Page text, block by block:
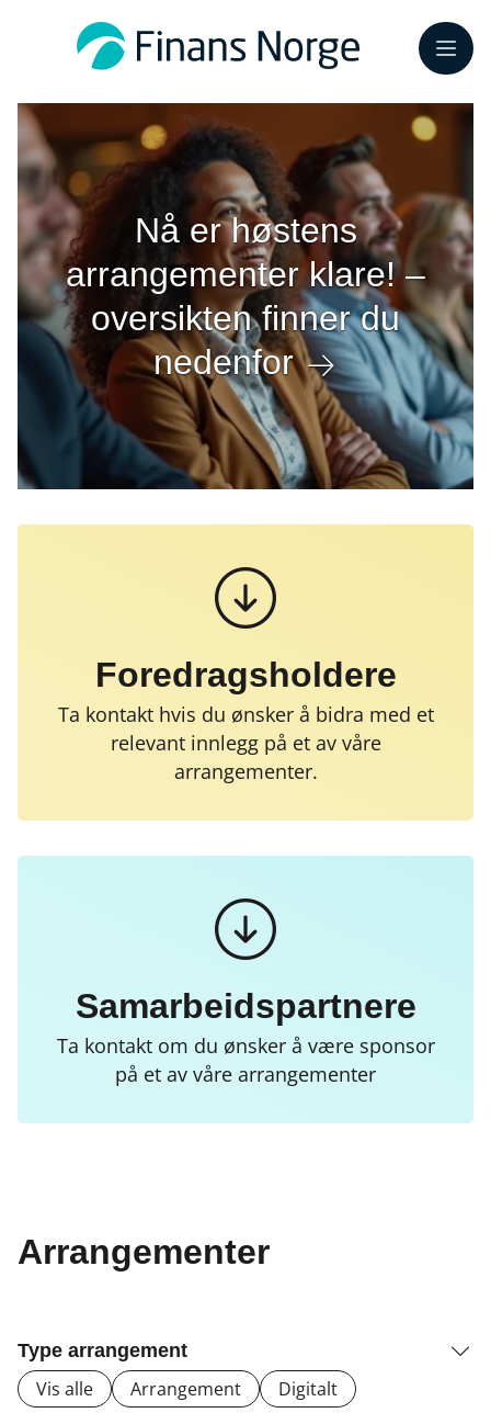
Meny
Nå er høstens
arrangementer klare! –
oversikten finner du
nedenfor
Foredragsholdere
Ta kontakt hvis du ønsker å bidra med et
relevant innlegg på et av våre
arrangementer.
Samarbeidspartnere
Ta kontakt om du ønsker å være sponsor
på et av våre arrangementer
Arrangementer
Type arrangement
Vis alle Arrangement Digitalt